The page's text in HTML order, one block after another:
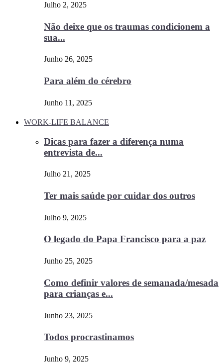
Julho 2, 2025
Não deixe que os traumas condicionem a
sua...
Junho 26, 2025
Para além do cérebro
Junho 11, 2025
WORK-LIFE BALANCE
Dicas para fazer a diferença numa
entrevista de...
Julho 21, 2025
Ter mais saúde por cuidar dos outros
Julho 9, 2025
O legado do Papa Francisco para a paz
Junho 25, 2025
Como definir valores de semanada/mesada
para crianças e...
Junho 23, 2025
Todos procrastinamos
Junho 9, 2025